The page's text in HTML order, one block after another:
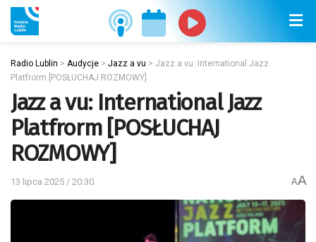
Radio Lublin > Audycje > Jazz a vu > Jazz a vu: International Jazz
Platfrorm [POSŁUCHAJ ROZMOWY]
Jazz a vu: International Jazz
Platfrorm [POSŁUCHAJ
ROZMOWY]
13 lipca 2025 / 20:30 AA